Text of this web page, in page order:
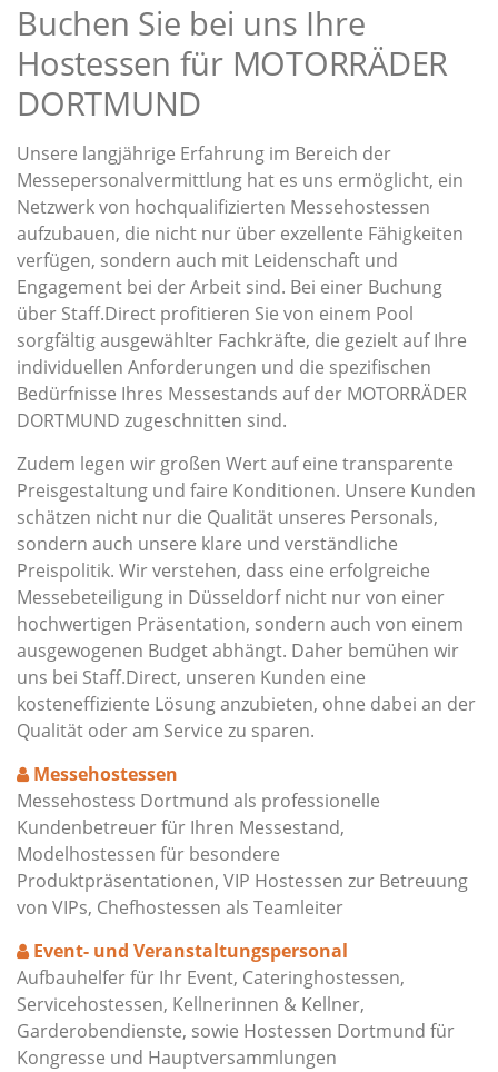
Buchen Sie bei uns Ihre
Hostessen für MOTORRÄDER
DORTMUND
Unsere langjährige Erfahrung im Bereich der
Messepersonalvermittlung hat es uns ermöglicht, ein
Netzwerk von hochqualifizierten Messehostessen
aufzubauen, die nicht nur über exzellente Fähigkeiten
verfügen, sondern auch mit Leidenschaft und
Engagement bei der Arbeit sind. Bei einer Buchung
über Staff.Direct profitieren Sie von einem Pool
sorgfältig ausgewählter Fachkräfte, die gezielt auf Ihre
individuellen Anforderungen und die spezifischen
Bedürfnisse Ihres Messestands auf der MOTORRÄDER
DORTMUND zugeschnitten sind.
Zudem legen wir großen Wert auf eine transparente
Preisgestaltung und faire Konditionen. Unsere Kunden
schätzen nicht nur die Qualität unseres Personals,
sondern auch unsere klare und verständliche
Preispolitik. Wir verstehen, dass eine erfolgreiche
Messebeteiligung in Düsseldorf nicht nur von einer
hochwertigen Präsentation, sondern auch von einem
ausgewogenen Budget abhängt. Daher bemühen wir
uns bei Staff.Direct, unseren Kunden eine
kosteneffiziente Lösung anzubieten, ohne dabei an der
Qualität oder am Service zu sparen.
Messehostessen
Messehostess Dortmund als professionelle
Kundenbetreuer für Ihren Messestand,
Modelhostessen für besondere
Produktpräsentationen, VIP Hostessen zur Betreuung
von VIPs, Chefhostessen als Teamleiter
Event- und Veranstaltungspersonal
Aufbauhelfer für Ihr Event, Cateringhostessen,
Servicehostessen, Kellnerinnen & Kellner,
Garderobendienste, sowie Hostessen Dortmund für
Kongresse und Hauptversammlungen